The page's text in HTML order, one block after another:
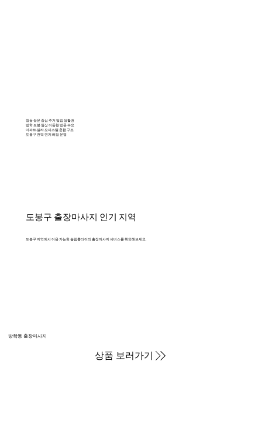
창동·쌍문 중심 주거 밀집 생활권
방학·도봉 일상 이동형 방문 수요
아파트·빌라·오피스텔 혼합 구조
도봉구 전역 연계 배정 운영
도봉구 출장마사지 인기 지역
도봉구 지역에서 이용 가능한 슬림홈타이의 출장마사지 서비스를 확인해보세요.
방학동 출장마사지
상품 보러가기